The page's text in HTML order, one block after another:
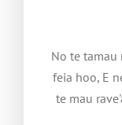
No te tamau
feia hoo, E
te mau